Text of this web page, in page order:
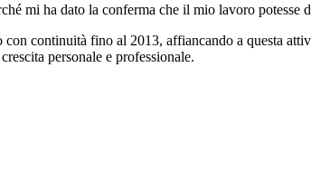
mi ha dato la conferma che il mio lavoro potesse
continuità fino al 2013, affiancando a questa
personale e professionale.